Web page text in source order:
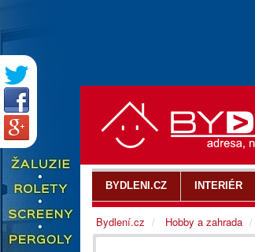
BYDLENI.CZ INTERIÉR
Bydlení.cz Hobby a zahrada